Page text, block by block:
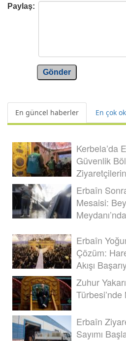
Paylaş:
Gönder
En güncel haberler En çok
Kerbela’da
Güvenlik
Erbaîn
Mesaisi:
Erbaîn
Çözüm:
Akışı
Zuhur
Erbaîn
Sayımı